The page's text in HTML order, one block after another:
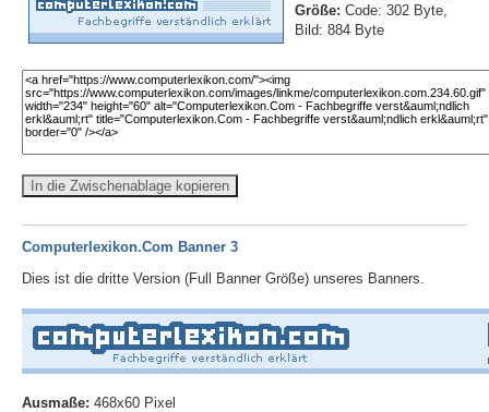
Größe: Code: 302 Byte,
Bild: 884 Byte
In die Zwischenablage kopieren
Computerlexikon.Com Banner 3
Dies ist die dritte Version (Full Banner Größe) unseres Banners.
Ausmaße: 468x60 Pixel